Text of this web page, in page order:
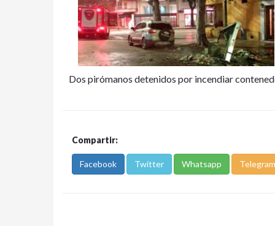
Dos pirómanos detenidos por incendiar
Compartir:
Facebook Twitter Whatsapp Telegram